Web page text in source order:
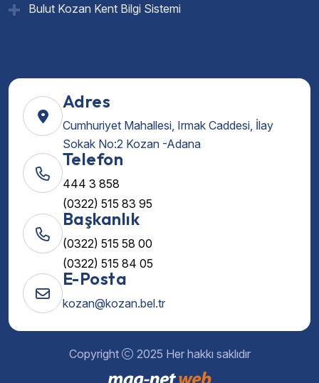
Bulut Kozan Kent Bilgi Sistemi
Adres
Cumhuriyet Mahallesi, Irmak Caddesi, İlay
Sokak No:2 Kozan -Adana
Telefon
444 3 858
(0322) 515 83 95
Başkanlık
(0322) 515 58 00
(0322) 515 84 05
E-Posta
kozan@kozan.bel.tr
Copyright 2025 Her hakkı saklıdır